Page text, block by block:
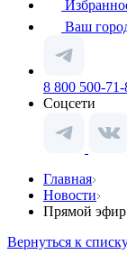
Ваш
8 800 500-71-
Соцсети
Главная
Новости
Прямой эфир
Вернуться к